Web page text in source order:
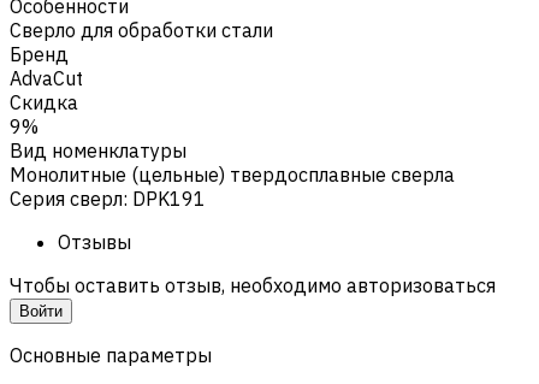
Особенности
Сверло для обработки стали
Бренд
AdvaCut
Скидка
9%
Вид номенклатуры
Монолитные (цельные) твердосплавные сверла
Серия сверл: DPK191
Отзывы
Чтобы оставить отзыв, необходимо авторизоваться
Войти
Основные параметры